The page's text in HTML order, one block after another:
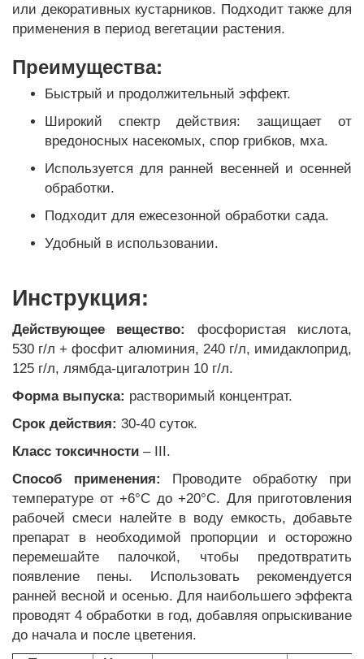
или декоративных кустарников. Подходит также для
применения в период вегетации растения.
Преимущества:
Быстрый и продолжительный эффект.
Широкий спектр действия: защищает от
вредоносных насекомых, спор грибков, мха.
Используется для ранней весенней и осенней
обработки.
Подходит для ежесезонной обработки сада.
Удобный в использовании.
Инструкция:
Действующее вещество:
фосфористая кислота,
530 г/л + фосфит алюминия, 240 г/л, имидаклоприд,
125 г/л, лямбда-цигалотрин 10 г/л.
Форма выпуска: растворимый концентрат.
Срок действия: 30-40 суток.
Класс токсичности – ІІІ.
Способ применения: Проводите обработку при
температуре от +6°С до +20°С. Для приготовления
рабочей смеси налейте в воду емкость, добавьте
препарат в необходимой пропорции и осторожно
перемешайте палочкой, чтобы предотвратить
появление пены. Использовать рекомендуется
ранней весной и осенью. Для наибольшего эффекта
проводят 4 обработки в год, добавляя опрыскивание
до начала и после цветения.